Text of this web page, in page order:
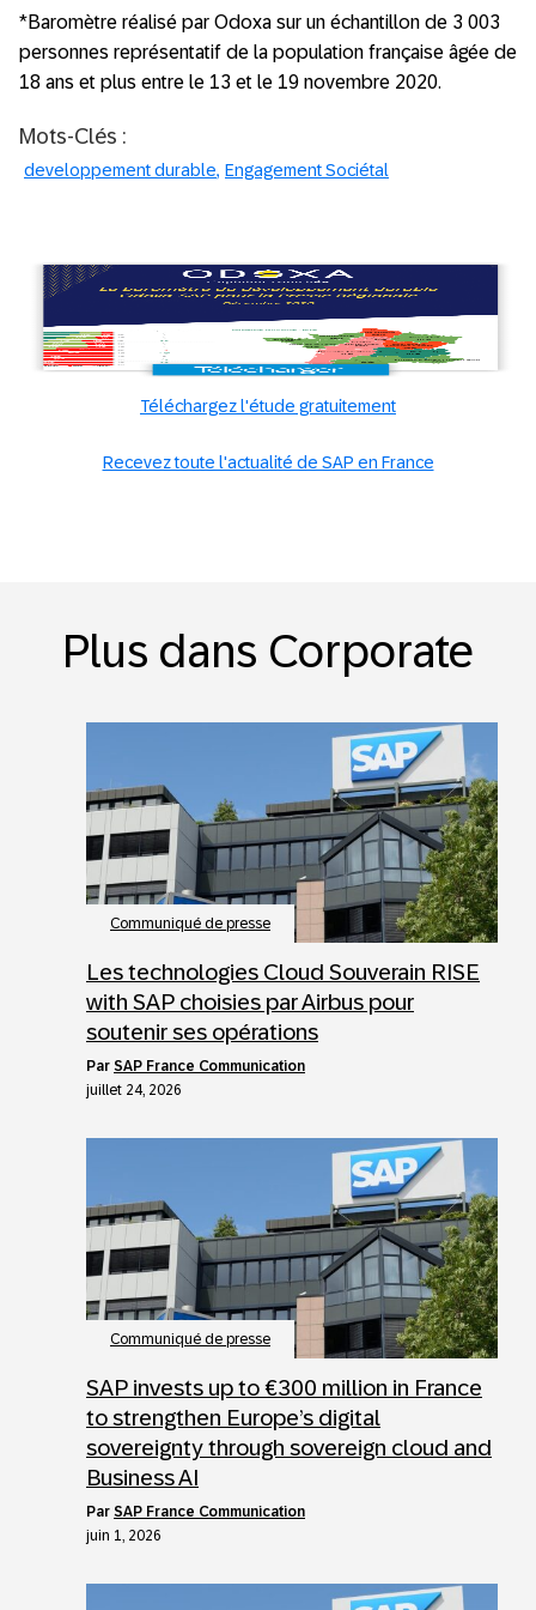
*Baromètre réalisé par Odoxa sur un échantillon de 3 003
personnes représentatif de la population française âgée de
18 ans et plus entre le 13 et le 19 novembre 2020.
Mots-Clés :
developpement durable Engagement Sociétal
Téléchargez l'étude gratuitement
Recevez toute l'actualité de SAP en France
Plus dans Corporate
Communiqué de presse
Les technologies Cloud Souverain RISE
with SAP choisies par Airbus pour
soutenir ses opérations
par SAP France Communication
juillet 24, 2026
Communiqué de presse
SAP invests up to €300 million in France
to strengthen Europe’s digital
sovereignty through sovereign cloud and
Business AI
par SAP France Communication
juin 1, 2026